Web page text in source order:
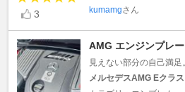
3
kumamgさん
AMG エンジンプレー
見えない部分の自己満足
メルセデスAMG Eクラ